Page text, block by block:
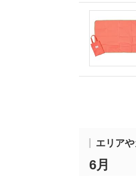
エリア
6月